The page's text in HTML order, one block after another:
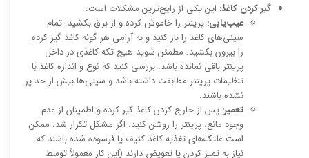
گیر کردن کاغذ: این یکی از رایج‌ترین مشکلات است.
عیب‌یابی: پرینتر را خاموش کرده و از برق بکشید. تمام
سینی‌های کاغذ را باز کنید و به آرامی هر گونه کاغذ گیر کرده
را بیرون بکشید. مطمئن شوید هیچ تکه کاغذی در داخل
پرینتر باقی نمانده باشد. بررسی کنید که نوع و اندازه کاغذ با
تنظیمات پرینتر مطابقت داشته باشد و سینی‌ها بیش از حد پر
نشده باشند.
تعمیر: پس از خارج کردن کاغذ گیر کرده و اطمینان از عدم
وجود مانع، پرینتر را روشن کنید. اگر مشکل تکرار شد، ممکن
است غلتک‌های تغذیه کاغذ کثیف یا فرسوده شده باشند که
نیاز به تمیز کردن یا تعویض دارند (این کار معمولاً توسط